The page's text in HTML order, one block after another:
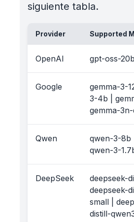
siguiente tabla.
Provider Supported
OpenAI gpt-oss-20b
Google
gemma-3-
3-4b |
gemma-
Qwen
qwen-3-8b
qwen-3-
DeepSeek
deepseek-
deepseek-
small |
distill-